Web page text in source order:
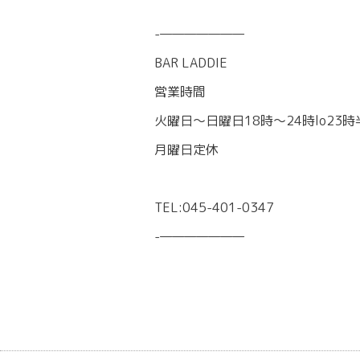
-———————
BAR LADDIE
営業時間
火曜日〜日曜日18時〜24時lo23時
月曜日定休
TEL:045-401-0347
-———————